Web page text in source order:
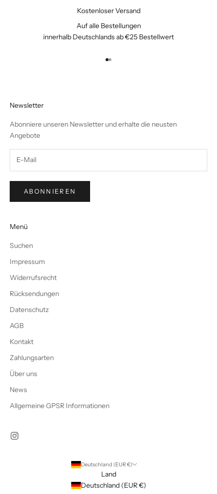
Kostenloser Versand
Auf alle Bestellungen
innerhalb Deutschlands ab €25 Bestellwert
Gehe zu Element 1
Gehe zu Element 2
Newsletter
Abonniere unseren Newsletter und erhalte die neusten
Angebote
ABONNIEREN
Menü
Suchen
Impressum
Widerrufsrecht
Rücksendungen
Datenschutz
AGB
Kontakt
Zahlungsarten
Über uns
News
Allgemeine GPSR Informationen
Deutschland (EUR €)
Land
Deutschland (EUR €)